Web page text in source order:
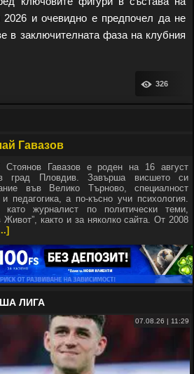
и очевидно е предпочел да не
в заключителната фаза на клубния
326
Гавазов
Стоянов Гавазов е роден на 16 август
град Пловдив. Завърша висшето си
във Велико Търново, специалност
и педагогика, а по-късно учи психология.
като журналист по политически теми,
Живот”, както и за няколко сайта. От 2008
ЛИГА
07.08.26 | 11:29